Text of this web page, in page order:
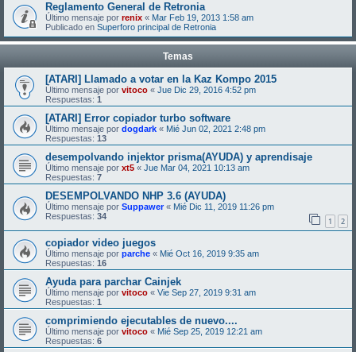
Reglamento General de Retronia
Último mensaje por renix « Mar Feb 19, 2013 1:58 am
Publicado en Superforo principal de Retronia
Temas
[ATARI] Llamado a votar en la Kaz Kompo 2015
Último mensaje por vitoco « Jue Dic 29, 2016 4:52 pm
Respuestas: 1
[ATARI] Error copiador turbo software
Último mensaje por dogdark « Mié Jun 02, 2021 2:48 pm
Respuestas: 13
desempolvando injektor prisma(AYUDA) y aprendisaje
Último mensaje por xt5 « Jue Mar 04, 2021 10:13 am
Respuestas: 7
DESEMPOLVANDO NHP 3.6 (AYUDA)
Último mensaje por Suppawer« Mié Dic 11, 2019 11:26 pm
Respuestas: 34 1 2
copiador video juegos
Último mensaje por parche « Mié Oct 16, 2019 9:35 am
Respuestas: 16
Ayuda para parchar Cainjek
Último mensaje por vitoco « Vie Sep 27, 2019 9:31 am
Respuestas: 1
comprimiendo ejecutables de nuevo....
Último mensaje por vitoco « Mié Sep 25, 2019 12:21 am
Respuestas: 6